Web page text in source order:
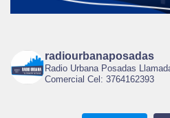
radiourbanaposadas
Radio Urbana Posadas
Comercial Cel: 3764162393